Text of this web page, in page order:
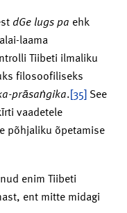
dGe lugs pa ehk
laama
Tiibeti ilmaliku
filosoofiliseks
prāsaṅgika.[35] See
vaadetele
põhjaliku õpetamise
enim Tiibeti
ent mitte midagi